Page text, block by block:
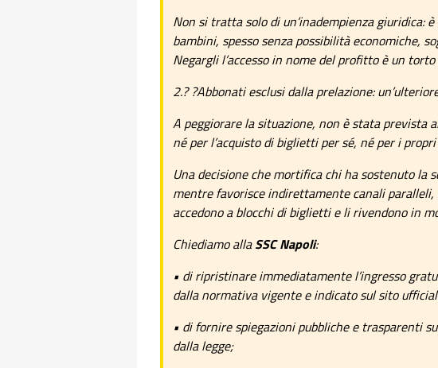
Non si tratta solo di un’inadempienza giuridica:
bambini, spesso senza possibilità economiche,
Negargli l’accesso in nome del profitto è un
2.? ?Abbonati esclusi dalla prelazione:
A peggiorare la situazione, non è stata prevista
né per l’acquisto di biglietti per sé, né per i
Una decisione che mortifica chi ha sostenuto la
mentre favorisce indirettamente canali paralleli,
accedono a blocchi di biglietti e li rivendono in
Chiediamo allaSSC Napoli:
• di ripristinare immediatamente l’ingresso
dalla normativa vigente e indicato sul sito
• di fornire spiegazioni pubbliche e trasparenti
dalla legge;